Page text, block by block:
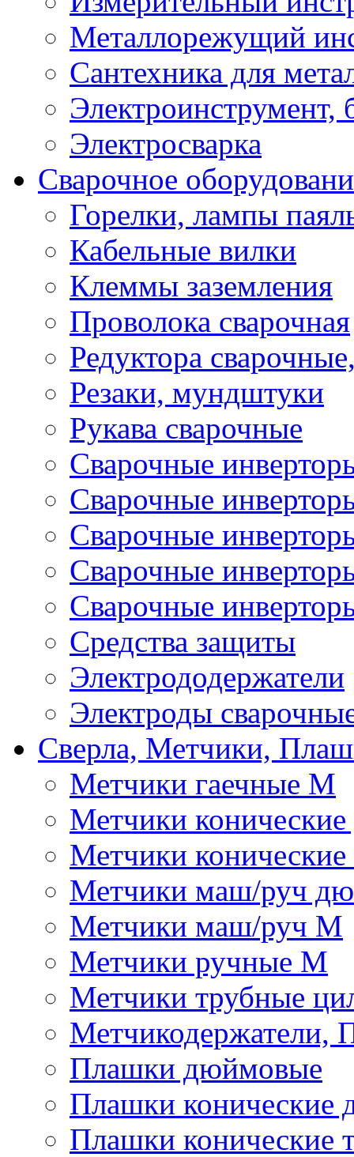
Металлорежущий
Сантехника для
Электроинструмент,
Электросварка
Сварочное
Горелки, лампы
Кабельные вилки
Клеммы заземления
Проволока сварочная
Редуктора
Резаки, мундштуки
Рукава сварочные
Сварочные
Сварочные
Сварочные
Сварочные
Сварочные
Средства защиты
Электрододержатели
Электроды
Сверла, Метчики,
Метчики гаечные М
Метчики
Метчики
Метчики маш/руч
Метчики маш/руч М
Метчики ручные М
Метчики трубные
Метчикодержатели,
Плашки дюймовые
Плашки
Плашки конические